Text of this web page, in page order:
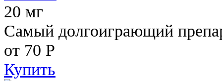
20 мг
Самый долгоиграющий
от 70 Р
Купить